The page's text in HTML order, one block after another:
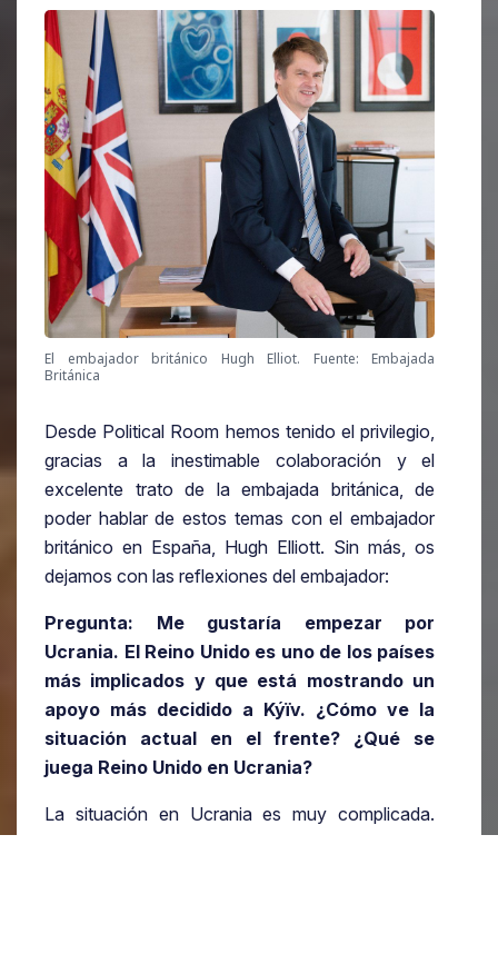
El embajador británico Hugh Elliot. Fuente: Embajada
Británica
Desde Political Room hemos tenido el privilegio,
gracias a la inestimable colaboración y el
excelente trato de la embajada británica, de
poder hablar de estos temas con el embajador
británico en España, Hugh Elliott. Sin más, os
dejamos con las reflexiones del embajador:
Pregunta: Me gustaría empezar por
Ucrania. El Reino Unido es uno de los países
más implicados y que está mostrando un
apoyo más decidido a Kýїv. ¿Cómo ve la
situación actual en el frente? ¿Qué se
juega Reino Unido en Ucrania?
La situación en Ucrania es muy complicada.